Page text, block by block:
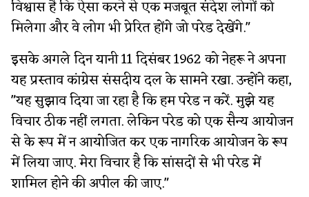
विश्वास है कि ऐसा करने से एक मजबूत संदेश लोगों को
मिलेगा और वे लोग भी प्रेरित होंगे जो परेड देखेंगे."
इसके अगले दिन यानी 11 दिसंबर 1962 को नेहरू ने अपना
यह प्रस्ताव कांग्रेस संसदीय दल के सामने रखा. उन्होंने कहा,
"यह सुझाव दिया जा रहा है कि हम परेड न करें. मुझे यह
विचार ठीक नहीं लगता. लेकिन परेड को एक सैन्य आयोजन
से के रूप में न आयोजित कर एक नागरिक आयोजन के रूप
में लिया जाए. मेरा विचार है कि सांसदों से भी परेड में
शामिल होने की अपील की जाए."